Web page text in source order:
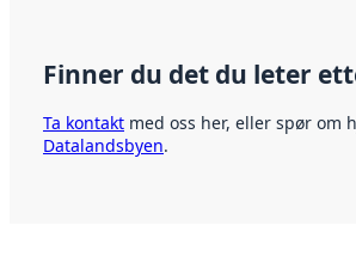
Finner du det du leter
Ta kontakt med oss her, eller spør om
Datalandsbyen.